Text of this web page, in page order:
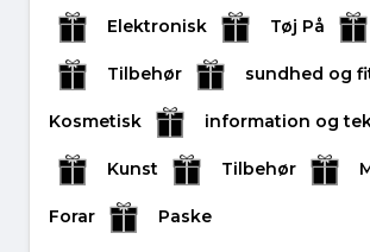
Elektronisk Tøj På
Tilbehør sundhed og
Kosmetisk information og
Kunst Tilbehør
Forar Paske